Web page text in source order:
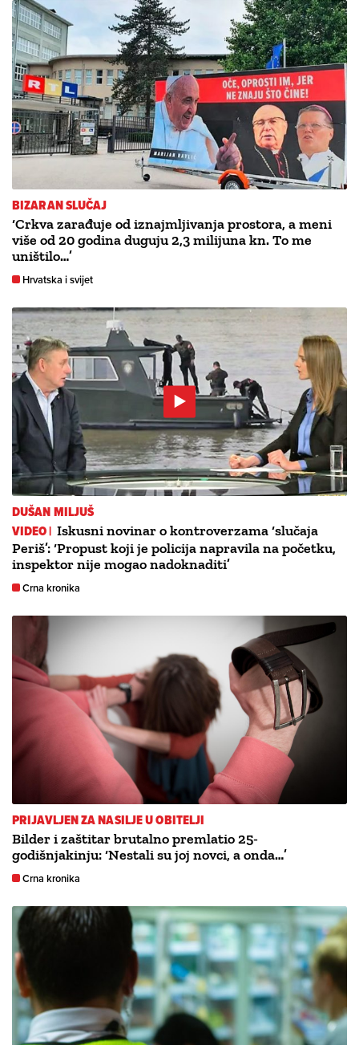
BIZARAN SLUČAJ
‘Crkva zarađuje od iznajmljivanja prostora, a meni
više od 20 godina duguju 2,3 milijuna kn. To me
uništilo…’
Hrvatska i svijet
DUŠAN MILJUŠ
VIDEO | Iskusni novinar o kontroverzama ‘slučaja
Periš’: ‘Propust koji je policija napravila na početku,
inspektor nije mogao nadoknaditi’
Crna kronika
PRIJAVLJEN ZA NASILJE U OBITELJI
Bilder i zaštitar brutalno premlatio 25-
godišnjakinju: ‘Nestali su joj novci, a onda…’
Crna kronika